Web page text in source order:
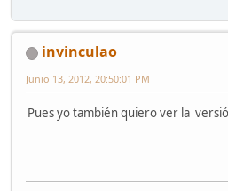
invinculao
Junio 13, 2012, 20:50:01 PM
Pues yo también quiero ver la